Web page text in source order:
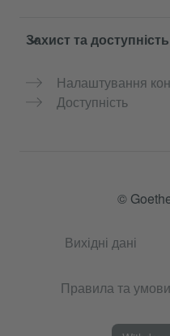
Захист та
Налаштування
Доступність
©
Вихідні дані
Правила та